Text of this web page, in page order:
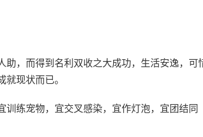
助，而得到名利双收之大成功，生活安逸，可
现状而已。
训练宠物，宜交叉感染，宜作灯泡，宜团结同